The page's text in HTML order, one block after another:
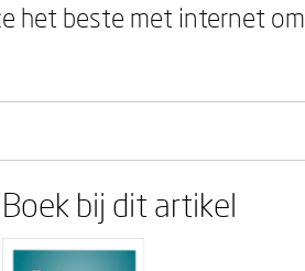
het beste met internet om
Boek bij dit artikel